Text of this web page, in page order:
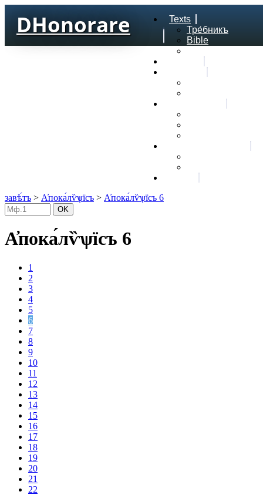
DHonorare
Texts
Тре́бникъ
Bible
завѣ́тъ > А҆пока́лѷѱїсъ > А҆пока́лѷѱїсъ 6
А҆пока́лѷѱїсъ 6
1
2
3
4
5
6
7
8
9
10
11
12
13
14
15
16
17
18
19
20
21
22